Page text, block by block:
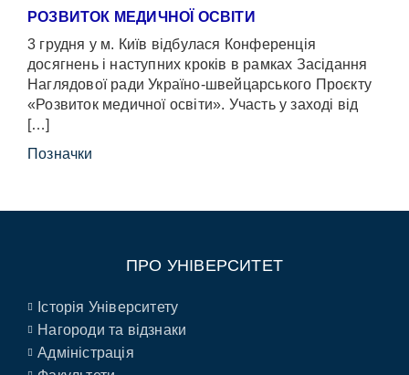
РОЗВИТОК МЕДИЧНОЇ ОСВІТИ
3 грудня у м. Київ відбулася Конференція
досягнень і наступних кроків в рамках Засідання
Наглядової ради Україно-швейцарського Проєкту
«Розвиток медичної освіти». Участь у заході від
[…]
Позначки
ПРО УНІВЕРСИТЕТ
Історія Університету
Нагороди та відзнаки
Адміністрація